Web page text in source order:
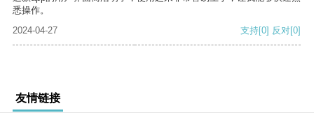
悉操作。
2024-04-27
支持[0] 反对[0]
友情链接